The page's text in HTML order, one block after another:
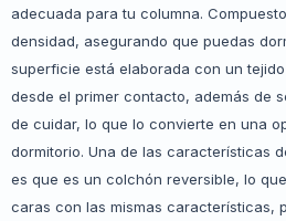
adecuada para tu columna.
densidad, asegurando que puedas
superficie está elaborada con un
desde el primer contacto, además de
de cuidar, lo que lo convierte en una
dormitorio. Una de las características
es que es un colchón reversible, lo
caras con las mismas características,